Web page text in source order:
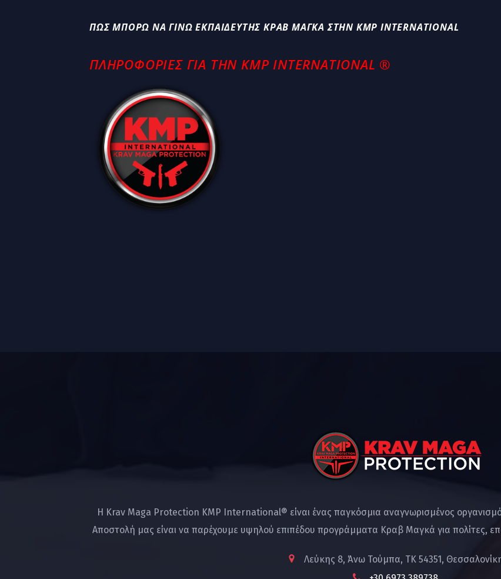
ΠΩΣ ΜΠΟΡΏ ΝΑ ΓΊΝΩ ΕΚΠΑΙΔΕΥΤΉΣ ΚΡΑΒ ΜΑΓΚΆ ΣΤΗΝ KMP INTERNATIONAL
ΠΛΗΡΟΦΟΡΊΕΣ ΓΙΑ ΤΗΝ KMP INTERNATIONAL ®
Η Krav Maga Protection KMP International® είναι ένας παγκόσμια αναγνωρισμένος
Αποστολή μας είναι να παρέχουμε υψηλού επιπέδου προγράμματα Κραβ Μαγκά για πολίτες,
Λεύκης 8, Άνω Τούμπα, ΤΚ 54351,